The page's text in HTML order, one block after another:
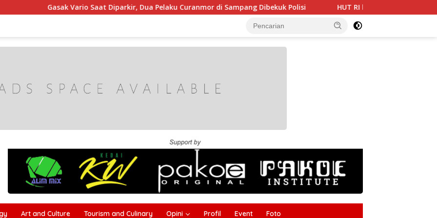
Saat Diparkir, Dua Pelaku Curanmor di Sampang Dibekuk Polisi HUT RI ke-81 Makin Semarak, Dharma Wanita
Art and Culture Tourism and Culinary Opini Profil Event Foto